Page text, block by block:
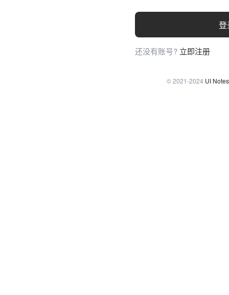
登
还没有账号? 立即注册
© 2021-2024 UI Notes